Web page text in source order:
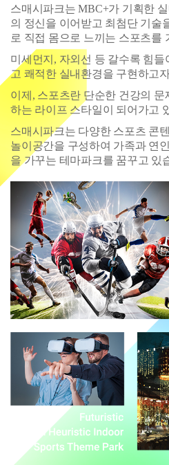
스매시파크는 MBC+가 기획한
의 정신을 이어받고 최첨단 기술
로 직접 몸으로 느끼는 스포츠를
미세먼지, 자외선 등 갈수록 힘
고 쾌적한 실내환경을 구현하고
이제, 스포츠란 단순한 건강의 문
하는 라이프 스타일이 되어가고
스매시파크는 다양한 스포츠 콘
놀이공간을 구성하여 가족과 연
을 가꾸는 테마파크를 꿈꾸고 있